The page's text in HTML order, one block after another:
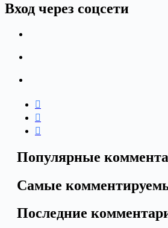
Вход через соцсети
Популярные
Самые
Последние